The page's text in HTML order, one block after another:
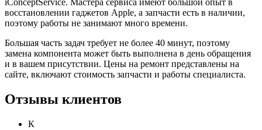
iConceptService. Мастера сервиса имеют большой опыт в
восстановлении гаджетов Apple, а запчасти есть в наличии,
поэтому работы не занимают много времени.
Большая часть задач требует не более 40 минут, поэтому
замена компонента может быть выполнена в день обращения
и в вашем присутствии. Цены на ремонт представлены на
сайте, включают стоимость запчасти и работы специалиста.
Отзывы клиентов
К